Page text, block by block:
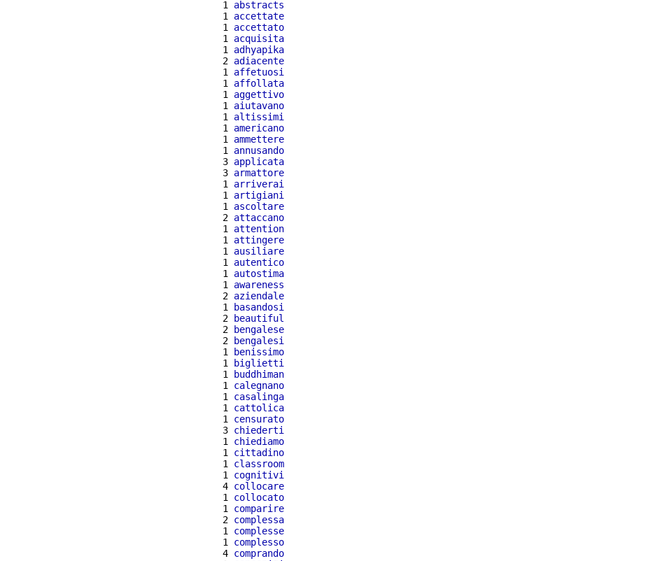
  1
abstracts
  1
accettate
  1
accettato
  1
acquisita
  1
adhyapika
  2
adiacente
  1
affetuosi
  1
affollata
  1
aggettivo
  1
aiutavano
  1
altissimi
  1
americano
  1
ammettere
  1
annusando
  3
applicata
  3
armattore
  1
arriverai
  1
artigiani
  1
ascoltare
  2
attaccano
  1
attention
  1
attingere
  1
ausiliare
  1
autentico
  1
autostima
  1
awareness
  2
aziendale
  1
basandosi
  2
beautiful
  2
bengalese
  2
bengalesi
  1
benissimo
  1
biglietti
  1
buddhiman
  1
calegnano
  1
casalinga
  1
cattolica
  1
censurato
  3
chiederti
  1
chiediamo
  1
cittadino
  1
classroom
  1
cognitivi
  4
collocare
  1
collocato
  1
comparire
  2
complessa
  1
complesse
  1
complesso
  4
comprando